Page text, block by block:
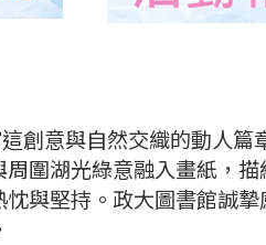
創意與自然交織的動人篇
圍湖光綠意融入畫紙，
與堅持。政大圖書館誠